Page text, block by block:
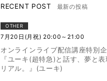
RECENT POST 最新の投稿
OTHER
7月20日(月祝) 20:00～21:00
オンラインライブ配信講座特別
『ユーキ(超特急)と話す、夢と
リアル。』(ユーキ)